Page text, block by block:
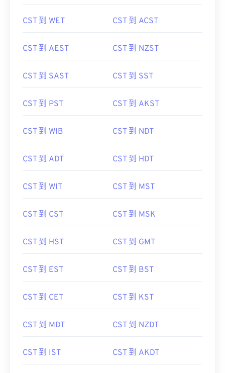
CST 到 WET CST 到 ACST
CST 到 AEST CST 到 NZST
CST 到 SAST CST 到 SST
CST 到 PST CST 到 AKST
CST 到 WIB CST 到 NDT
CST 到 ADT CST 到 HDT
CST 到 WIT CST 到 MST
CST 到 CST CST 到 MSK
CST 到 HST CST 到 GMT
CST 到 EST CST 到 BST
CST 到 CET CST 到 KST
CST 到 MDT CST 到 NZDT
CST 到 IST CST 到 AKDT